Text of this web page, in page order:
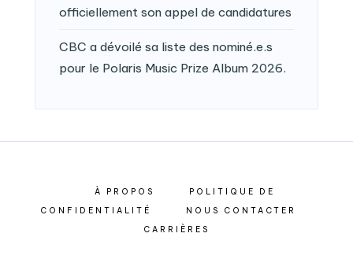
officiellement son appel de candidatures
CBC a dévoilé sa liste des nominé.e.s
pour le Polaris Music Prize Album 2026.
À PROPOS
POLITIQUE DE
CONFIDENTIALITÉ
NOUS CONTACTER
CARRIÈRES